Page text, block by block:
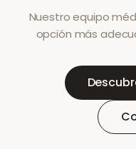
Nuestro equipo
opción más